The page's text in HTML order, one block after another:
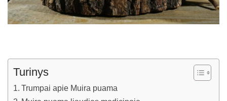
Turinys
Trumpai apie Muira puama